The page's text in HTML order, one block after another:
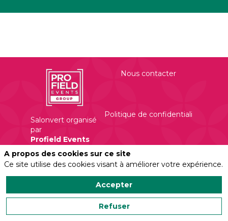
Salonvert organisé
par
Profield Events
Group
450 Rue Evariste
Galois
Nous contacter
Politique de confidentialité
Mentions légales
A propos des cookies sur ce site
Ce site utilise des cookies visant à améliorer votre expérience.
Accepter
Refuser